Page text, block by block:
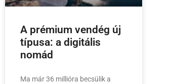
A prémium vendég új
típusa: a digitális
nomád
Ma már 36 millióra becsülik a